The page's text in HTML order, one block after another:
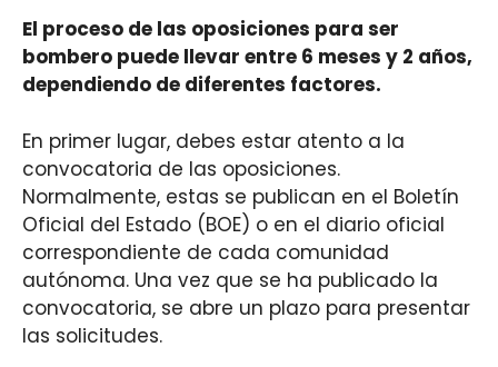
El proceso de las oposiciones para ser
bombero puede llevar entre 6 meses y 2 años,
dependiendo de diferentes factores.
En primer lugar, debes estar atento a la
convocatoria de las oposiciones.
Normalmente, estas se publican en el Boletín
Oficial del Estado (BOE) o en el diario oficial
correspondiente de cada comunidad
autónoma. Una vez que se ha publicado la
convocatoria, se abre un plazo para presentar
las solicitudes.